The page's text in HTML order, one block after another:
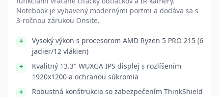
Notebook je vybavený modernými portmi a dodáva sa s
3-ročnou zárukou Onsite.
Vysoký výkon s procesorom AMD Ryzen 5 PRO 215 (6
jadier/12 vlákien)
Kvalitný 13.3" WUXGA IPS displej s rozlíšením
1920x1200 a ochranou súkromia
Robustná konštrukcia so zabezpečením ThinkShield